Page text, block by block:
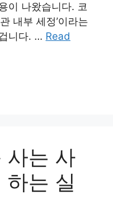
이 나왔습니다. 코
내부 세정’이라는
니다. … Read
사는 사
하는 실